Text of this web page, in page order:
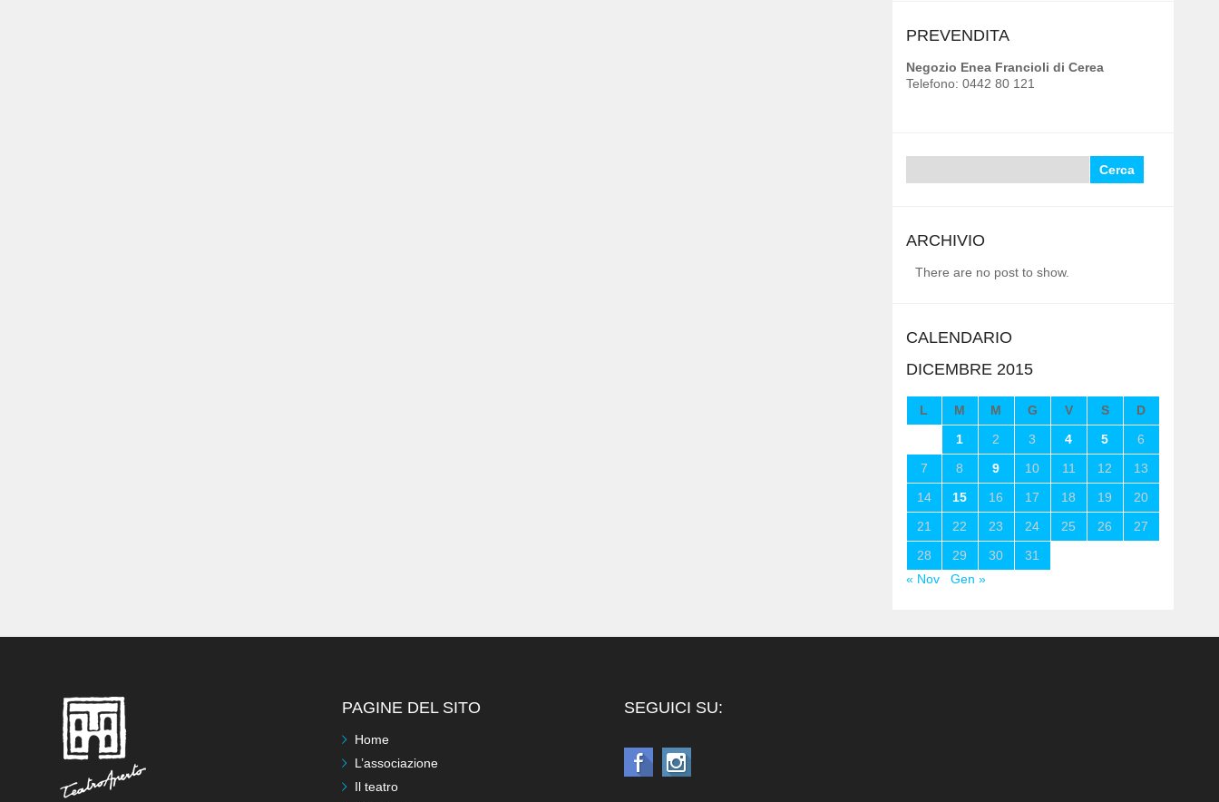
PREVENDITA
Negozio Enea Francioli di Cerea
Telefono: 0442 80 121
ARCHIVIO
There are no post to show.
CALENDARIO
DICEMBRE 2015
L M M G V S
D
1
2 3 4 5
6
7
8 9 10 11 12
13
14
15 16 17 18 19
20
21
22 23 24 25 26
27
28
29 30
31
« Nov
Gen »
PAGINE DEL SITO
Home
L’associazione
Il teatro
SEGUICI SU: